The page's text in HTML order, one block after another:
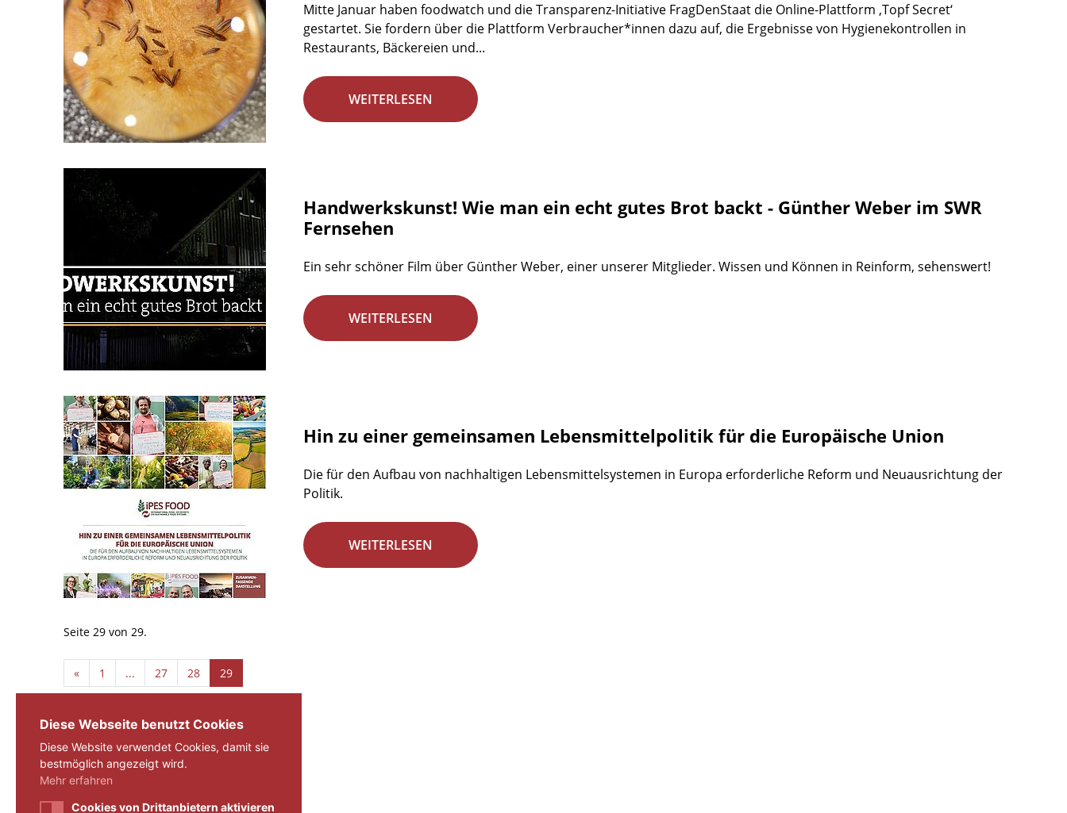
Mitte Januar haben foodwatch und die Transparenz-Initiative FragDenStaat die Online-Plattform ‚Topf Secret‘
gestartet. Sie fordern über die Plattform Verbraucher*innen dazu auf, die Ergebnisse von Hygienekontrollen in
Restaurants, Bäckereien und...
WEITERLESEN
Handwerkskunst! Wie man ein echt gutes Brot backt - Günther Weber im SWR
Fernsehen
Ein sehr schöner Film über Günther Weber, einer unserer Mitglieder. Wissen und Können in Reinform, sehenswert!
WEITERLESEN
Hin zu einer gemeinsamen Lebensmittelpolitik für die Europäische Union
Die für den Aufbau von nachhaltigen Lebensmittelsystemen in Europa erforderliche Reform und Neuausrichtung der
Politik.
WEITERLESEN
Seite 29 von 29.
« 1 ... 27 28 29
Diese Webseite benutzt Cookies
Diese Website verwendet Cookies, damit sie
bestmöglich angezeigt wird.
Mehr erfahren
Cookies von Drittanbietern aktivieren